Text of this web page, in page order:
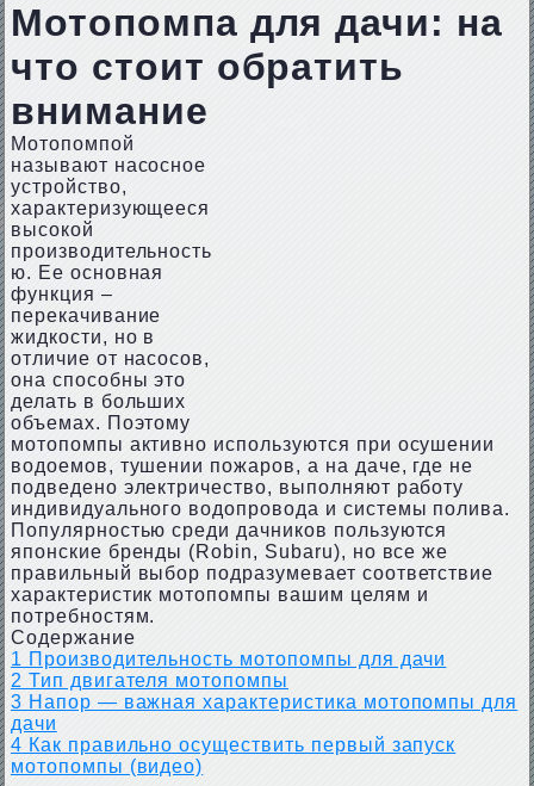
Мотопомпа для дачи: на
что стоит обратить
внимание
Мотопомпой
называют насосное
устройство,
характеризующееся
высокой
производительность
ю. Ее основная
функция –
перекачивание
жидкости, но в
отличие от насосов,
она способны это
делать в больших
объемах. Поэтому
мотопомпы активно используются при осушении
водоемов, тушении пожаров, а на даче, где не
подведено электричество, выполняют работу
индивидуального водопровода и системы полива.
Популярностью среди дачников пользуются
японские бренды (Robin, Subaru), но все же
правильный выбор подразумевает соответствие
характеристик мотопомпы вашим целям и
потребностям.
Содержание
1 Производительность мотопомпы для дачи
2 Тип двигателя мотопомпы
3 Напор — важная характеристика мотопомпы для
дачи
4 Как правильно осуществить первый запуск
мотопомпы (видео)